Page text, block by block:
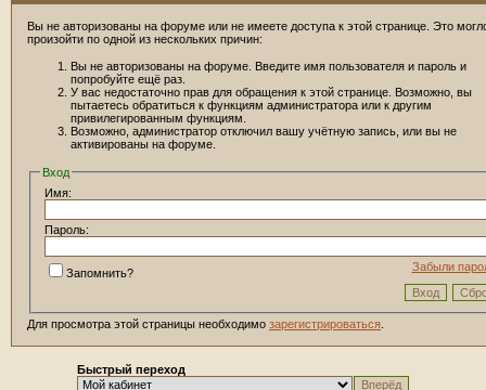
Вы не авторизованы на форуме или не имеете доступа к этой странице. Это
произойти по одной из нескольких причин:
Вы не авторизованы на форуме. Введите имя пользователя и пароль и
попробуйте ещё раз.
У вас недостаточно прав для обращения к этой странице. Возможно, вы
пытаетесь обратиться к функциям администратора или к другим
привилегированным функциям.
Возможно, администратор отключил вашу учётную запись, или вы не
активированы на форуме.
Вход
Имя:
Пароль:
Забыли
Запомнить?
Для просмотра этой страницы необходимо зарегистрироваться
Быстрый переход